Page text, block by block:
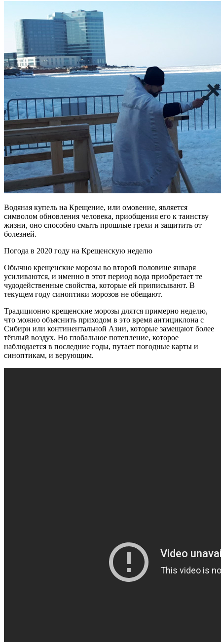
Водяная купель на Крещение, или омовение, является
символом обновления человека, приобщения его к таинству
жизни, оно способно смыть прошлые грехи и защитить от
болезней.
Погода в 2020 году на Крещенскую неделю
Обычно крещенские морозы во второй половине января
усиливаются, и именно в этот период вода приобретает те
чудодейственные свойства, которые ей приписывают. В
текущем году синоптики морозов не обещают.
Традиционно крещенские морозы длятся примерно неделю,
что можно объяснить приходом в это время антициклона с
Сибири или континентальной Азии, которые замещают более
тёплый воздух. Но глобальное потепление, которое
наблюдается в последние годы, путает погодные карты и
синоптикам, и верующим.